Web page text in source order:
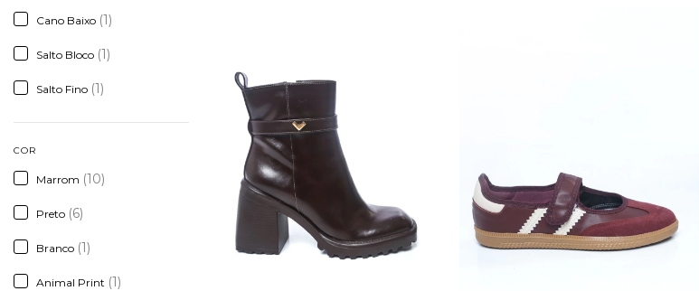
Cano Baixo (1)
Salto Bloco (1)
Salto Fino (1)
COR
Marrom (10)
Preto (6)
Branco (1)
Animal Print (1)